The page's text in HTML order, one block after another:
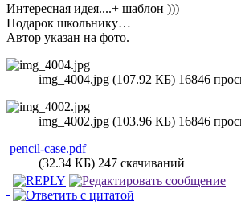
Интересная идея....+ шаблон )))
Подарок школьнику…
Автор указан на фото.
img_4004.jpg (107.92 КБ) 16846
img_4002.jpg (103.96 КБ) 16846
pencil-case.pdf
(32.34 КБ) 247 скачиваний